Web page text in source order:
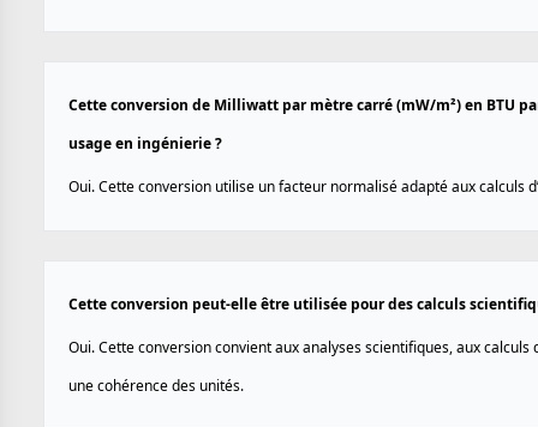
Cette conversion de Milliwatt par mètre carré (mW/m²) en BTU
usage en ingénierie ?
Oui. Cette conversion utilise un facteur normalisé adapté aux calculs
Cette conversion peut-elle être utilisée pour des calculs
Oui. Cette conversion convient aux analyses scientifiques, aux
une cohérence des unités.